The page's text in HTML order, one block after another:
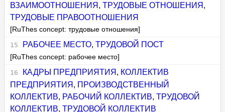
ВЗАИМООТНОШЕНИЯ ,ТРУДОВЫЕ ОТНОШЕНИЯ ,
ТРУДОВЫЕ ПРАВООТНОШЕНИЯ
[RuThes concept: трудовые отношения]
РАБОЧЕЕ МЕСТО, ТРУДОВОЙ ПОСТ
[RuThes concept: рабочее место]
КАДРЫ ПРЕДПРИЯТИЯ , КОЛЛЕКТИВ
ПРЕДПРИЯТИЯ , ПРОИЗВОДСТВЕННЫЙ
КОЛЛЕКТИВ, РАБОЧИЙ КОЛЛЕКТИВ,ТРУДОВОЙ
КОЛЛЕКТИВ,ТРУДОВОЙ КОЛЛЕКТИВ